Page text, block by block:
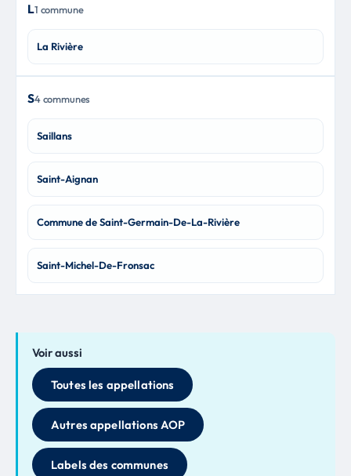
L1 commune
La Rivière
S4 communes
Saillans
Saint-Aignan
Commune de Saint-Germain-De-La-Rivière
Saint-Michel-De-Fronsac
Voir aussi
Toutes les appellations
Autres appellations AOP
Labels des communes